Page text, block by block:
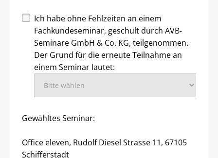
Ich habe ohne Fehlzeiten an einem
Fachkundeseminar, geschult durch AVB-
Seminare GmbH & Co. KG, teilgenommen.
Der Grund für die erneute Teilnahme an
einem Seminar lautet:
Gewähltes Seminar:
Office eleven, Rudolf Diesel Strasse 11, 67105
Schifferstadt